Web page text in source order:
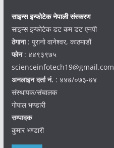
साइन्स इन्फोटेक नेपाली संस्करण
साइन्स इन्फोटेक डट कम डट एनपी
ठेगाना: पुरानो वानेश्वर, काठमाडौं
फोन: ४४९३९७५
scienceinfotech19@gmail.com
अनलाइन दर्ता नं. : ४४७/०७३-७४
संस्थापक/संचालक
गोपाल भण्डारी
सम्पादक
कुमार भण्डारी